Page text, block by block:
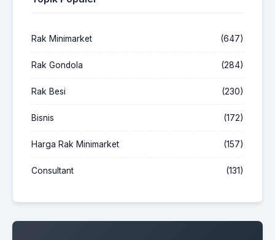
Rak Minimarket (647)
Rak Gondola (284)
Rak Besi (230)
Bisnis (172)
Harga Rak Minimarket (157)
Consultant (131)